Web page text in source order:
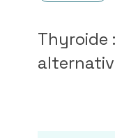
Thyroide